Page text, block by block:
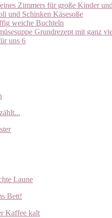
Zimmers für große Kinder
und Schinken Käsesoße
weiche Buchteln
Grundrezept mit ganz
uns 6
Laune
Bett!
Kaffee kalt